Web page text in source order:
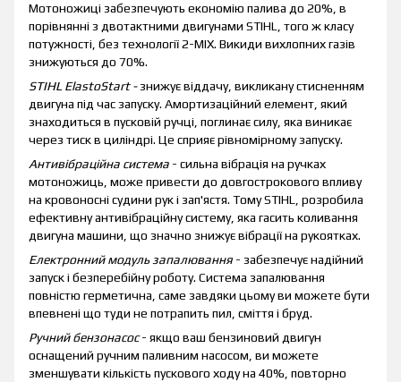
Мотоножиці забезпечують економію палива до 20%, в
порівнянні з двотактними двигунами STIHL, того ж класу
потужності, без технології 2-MIX. Викиди вихлопних газів
знижуються до 70%.
STIHL ElastoStart -знижує віддачу, викликану стисненням
двигуна під час запуску. Амортизаційний елемент, який
знаходиться в пусковій ручці, поглинає силу, яка виникає
через тиск в циліндрі. Це сприяє рівномірному запуску.
Антивібраційна система - сильна вібрація на ручках
мотоножиць, може привести до довгострокового впливу
на кровоносні судини рук і зап'ястя. Тому STIHL, розробила
ефективну антивібраційну систему, яка гасить коливання
двигуна машини, що значно знижує вібрації на рукоятках.
Електронний модуль запалювання- забезпечує надійний
запуск і безперебійну роботу. Система запалювання
повністю герметична, саме завдяки цьому ви можете бути
впевнені що туди не потрапить пил, сміття і бруд.
Ручний бензонасос- якщо ваш бензиновий двигун
оснащений ручним паливним насосом, ви можете
зменшувати кількість пускового ходу на 40%, повторно